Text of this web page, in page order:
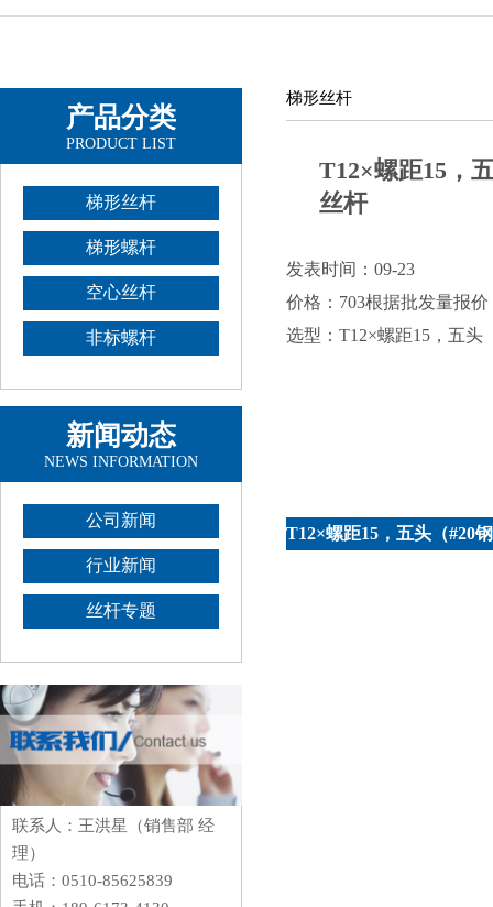
产品分类
PRODUCT LIST
梯形丝杆
梯形螺杆
空心丝杆
非标螺杆
新闻动态
NEWS INFORMATION
公司新闻
行业新闻
丝杆专题
联系人：王洪星（销售部 经
理）
电话：0510-85625839
梯形丝杆
T12×螺距15，
丝杆
发表时间：09-23
价格： 703根据批发量报价
选型：T12×螺距15，五头
T12×螺距15，五头（#20